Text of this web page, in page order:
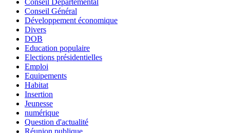
Conseil Général
Développement économique
Divers
DOB
Education populaire
Elections présidentielles
Emploi
Equipements
Habitat
Insertion
Jeunesse
numérique
Question d'actualité
Réunion publique